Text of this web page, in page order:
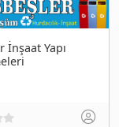
İnşaat Yapı